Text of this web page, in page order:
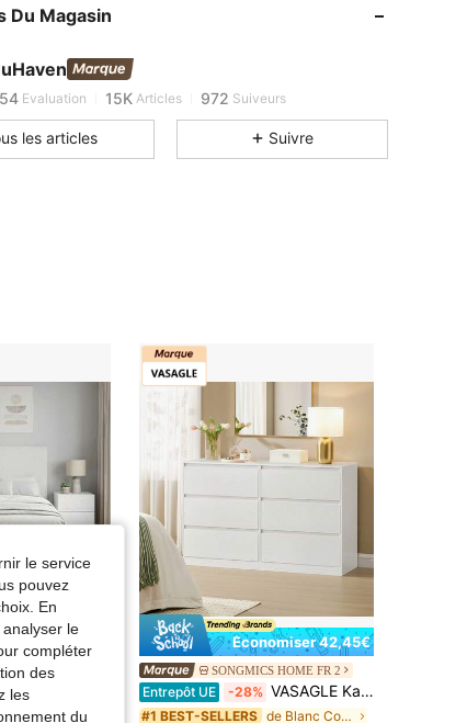
Du Magasin
15K
Evaluation 15K Articles 972 Suiveurs
15K
972
les articles Suivre
No.1 Store
de chevet
Économiser 42,45€
SONGMICS HOME FR 2
Entrepôt UE -28% VASAGLE Kailyn Collection - Commode Chambre 6 Tiroirs, Armoire de Rangement, Meuble à Vêtements, 40 x 119,4 x 75 cm, Style Moderne, Blanc Neige
#1 BEST-SELLERS de Blanc Commodes et coffres à tiroirs
le service
pouvez
En
le
compléter
des
les
du